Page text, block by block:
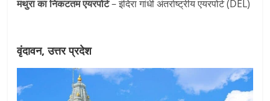
मथुरा का निकटतम एयरपोर्ट– इंदिरा गांधी अंतर्राष्ट्रीय एयरपोर्ट (DEL)
वृंदावन, उत्तर प्रदेश